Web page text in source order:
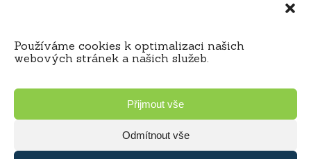
Používáme cookies k optimalizaci našich
webových stránek a našich služeb.
Přijmout vše
Odmítnout vše
Mgr. Alena Goisová, ředitelka domova
tel.:604 273 183 / 725 921 365
Bc. Miloš Čihák, zástupce ředitele
tel.:
mcihak@domov-dedina.cz